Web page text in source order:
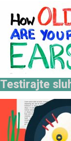
Testirajte